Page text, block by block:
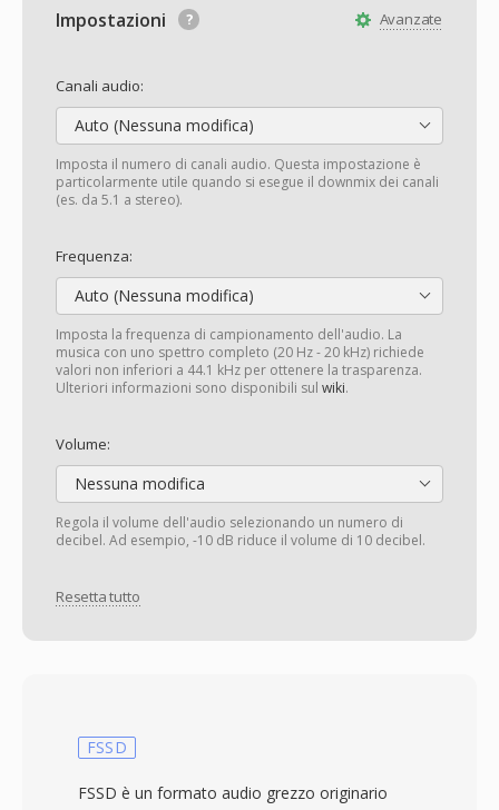
Avanzate
Impostazioni
Canali audio:
Auto (Nessuna modifica)
Imposta il numero di canali audio. Questa impostazione è
particolarmente utile quando si esegue il downmix dei canali
(es. da 5.1 a stereo).
Frequenza:
Auto (Nessuna modifica)
Imposta la frequenza di campionamento dell'audio. La
musica con uno spettro completo (20 Hz - 20 kHz) richiede
valori non inferiori a 44.1 kHz per ottenere la trasparenza.
Ulteriori informazioni sono disponibili sul wiki.
Volume:
Nessuna modifica
Regola il volume dell'audio selezionando un numero di
decibel. Ad esempio, -10 dB riduce il volume di 10 decibel.
Resetta tutto
FSSD
FSSD è un formato audio grezzo originario